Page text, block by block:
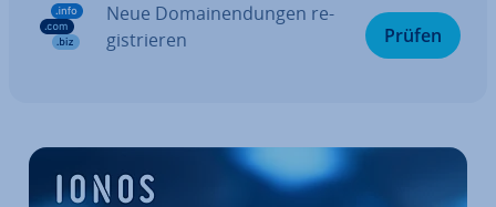
Neue Do­main­endun­gen re­
gis­trie­ren
Prüfen